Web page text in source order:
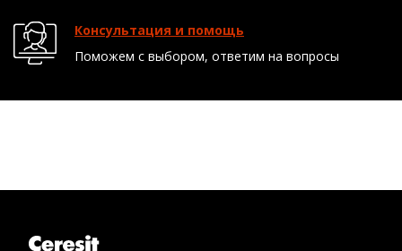
Консультация и помощь
Поможем с выбором, ответим на вопросы